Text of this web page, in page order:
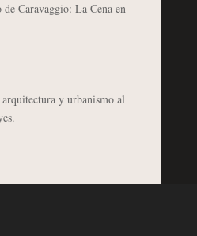
Caravaggio: La Cena en
y urbanismo al